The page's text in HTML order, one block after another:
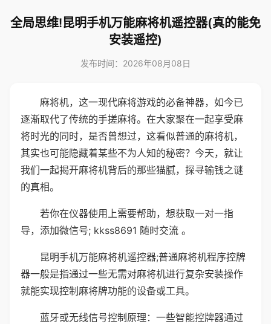
全局思维!昆明手机万能麻将机遥控器(真的能免
安装遥控)
发布时间：2026年08月08日
麻将机，这一现代麻将游戏的必备神器，如今已
逐渐取代了传统的手搓麻将。在大家聚在一起享受麻
将时光的同时，是否曾想过，这看似普通的麻将机，
其实也可能隐藏着某些不为人知的秘密？今天，就让
我们一起揭开麻将机背后的那些猫腻，探寻输钱之谜
的真相。
若你在仪器使用上需要帮助，想获取一对一指
导，添加微信号; kkss8691 随时交流 。
昆明手机万能麻将机遥控器;普通麻将机程序控牌
器一般是指通过一些无需对麻将机进行复杂安装操作
就能实现控制麻将牌功能的设备或工具。
蓝牙或无线信号控制原理：一些智能控牌器通过